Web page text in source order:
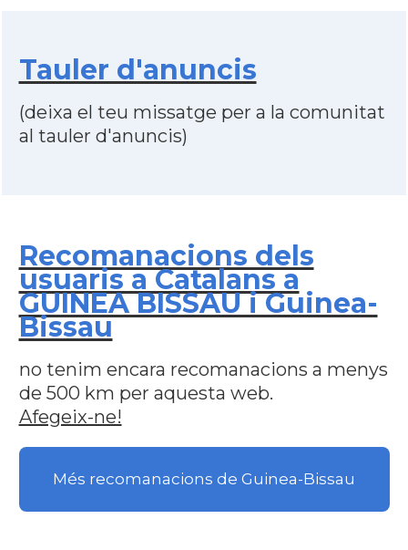
Tauler d'anuncis
(deixa el teu missatge per a la comunitat
al tauler d'anuncis)
Recomanacions dels
usuaris a Catalans a
GUINEA BISSAU i Guinea-
Bissau
no tenim encara recomanacions a menys
de 500 km per aquesta web.
Afegeix-ne!
Més recomanacions de Guinea-Bissau